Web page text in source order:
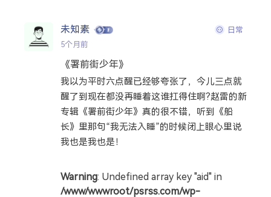
热门分类
音乐 微博
未知素
日常
5个月前
《署前街少年》
我以为平时六点醒已经够夸张了，今儿三点就
醒了到现在都没再睡着这谁扛得住啊?赵雷的新
专辑《署前街少年》真的很不错，听到《船
长》里那句“我无法入睡”的时候闭上眼心里说
我也是我也是！
Warning: Undefined array key "aid" in
/www/wwwroot/psrss.com/wp-